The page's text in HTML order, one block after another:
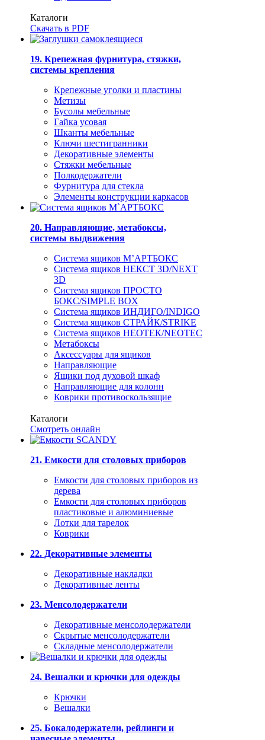
Каталоги
Скачать в PDF
19. Крепежная фурнитура, стяжки,
системы крепления
Крепежные уголки и пластины
Метизы
Бусолы мебельные
Гайка усовая
Шканты мебельные
Ключи шестигранники
Декоративные элементы
Стяжки мебельные
Полкодержатели
Фурнитура для стекла
Элементы конструкции каркасов
20. Направляющие, метабоксы,
системы выдвижения
Система ящиков М’АРТБОКС
Система ящиков НЕКСТ 3D/NEXT
3D
Система ящиков ПРОСТО
БОКС/SIMPLE BOX
Система ящиков ИНДИГО/INDIGO
Система ящиков СТРАЙК/STRIKE
Система ящиков НЕОТЕК/NEOTEC
Метабоксы
Аксессуары для ящиков
Направляющие
Ящики под духовой шкаф
Направляющие для колонн
Коврики противоскользящие
Каталоги
Смотреть онлайн
21. Емкости для столовых приборов
Емкости для столовых приборов из
дерева
Емкости для столовых приборов
пластиковые и алюминиевые
Лотки для тарелок
Коврики
22. Декоративные элементы
Декоративные накладки
Декоративные ленты
23. Менсолодержатели
Декоративные менсолодержатели
Скрытые менсолодержатели
Складные менсолодержатели
24. Вешалки и крючки для одежды
Крючки
Вешалки
25. Бокалодержатели, рейлинги и